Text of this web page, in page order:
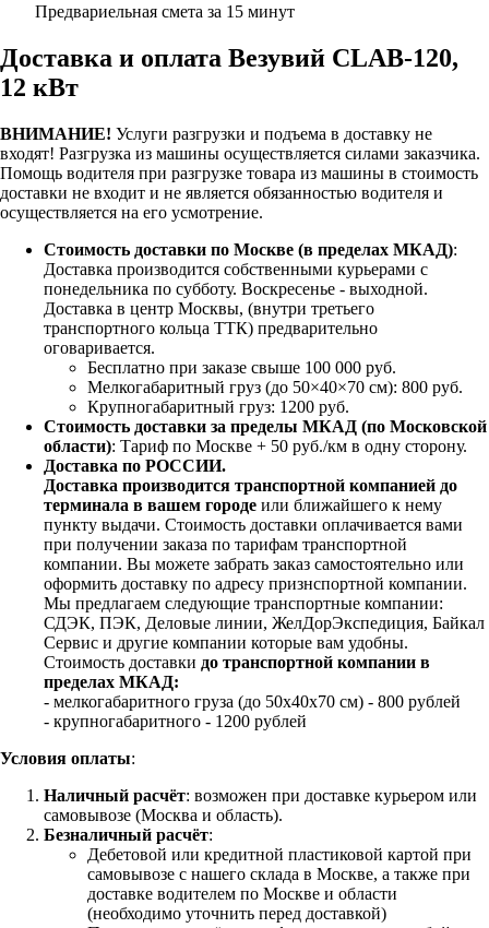
Предвариельная смета за 15 минут
Доставка и оплата Везувий CLAB-120,
12 кВт
ВНИМАНИЕ! Услуги разгрузки и подъема в доставку не
входят! Разгрузка из машины осуществляется силами заказчика.
Помощь водителя при разгрузке товара из машины в стоимость
доставки не входит и не является обязанностью водителя и
осуществляется на его усмотрение.
Стоимость доставки по Москве (в пределах МКАД):
Доставка производится собственными курьерами с
понедельника по субботу. Воскресенье - выходной.
Доставка в центр Москвы, (внутри третьего
транспортного кольца ТТК) предварительно
оговаривается.
Бесплатно при заказе свыше 100 000 руб.
Мелкогабаритный груз (до 50×40×70 см): 800 руб.
Крупногабаритный груз: 1200 руб.
Стоимость доставки за пределы МКАД (по Московской
области): Тариф по Москве + 50 руб./км в одну сторону.
Доставка по РОССИИ.
Доставка производится транспортной компанией до
терминала в вашем городе или ближайшего к нему
пункту выдачи. Стоимость доставки оплачивается вами
при получении заказа по тарифам транспортной
компании. Вы можете забрать заказ самостоятельно или
оформить доставку по адресу признспортной компании.
Мы предлагаем следующие транспортные компании:
СДЭК, ПЭК, Деловые линии, ЖелДорЭкспедиция, Байкал
Сервис и другие компании которые вам удобны.
Стоимость доставки до транспортной компании в
пределах МКАД:
- мелкогабаритного груза (до 50х40х70 см) - 800 рублей
- крупногабаритного - 1200 рублей
Условия оплаты:
Наличный расчёт: возможен при доставке курьером или
самовывозе (Москва и область).
Безналичный расчёт:
Дебетовой или кредитной пластиковой картой при
самовывозе с нашего склада в Москве, а также при
доставке водителем по Москве и области
(необходимо уточнить перед доставкой)